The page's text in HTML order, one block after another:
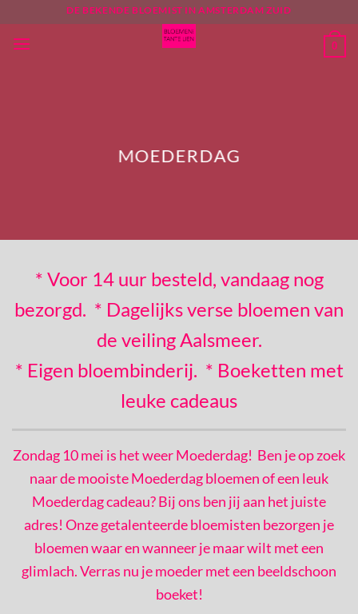
naar
inhoud
DE BEKENDE BLOEMIST IN AMSTERDAM ZUID
0
MOEDERDAG
* Voor 14 uur besteld, vandaag nog
bezorgd. * Dagelijks verse bloemen van
de veiling Aalsmeer.
* Eigen bloembinderij. * Boeketten met
leuke cadeaus
Zondag 10 mei is het weer Moederdag! Ben je op zoek
naar de mooiste Moederdag bloemen of een leuk
Moederdag cadeau? Bij ons ben jij aan het juiste
adres! Onze getalenteerde bloemisten bezorgen je
bloemen waar en wanneer je maar wilt met een
glimlach. Verras nu je moeder met een beeldschoon
boeket!